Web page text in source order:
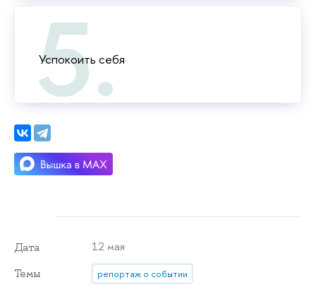
Успокоить себя
Дата 12 мая
Темы репортаж о событии